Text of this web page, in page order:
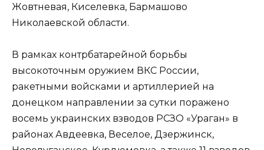
Жовтневая, Киселевка, Бармашово
Николаевской области.
В рамках контрбатарейной борьбы
высокоточным оружием ВКС России,
ракетными войсками и артиллерией на
донецком направлении за сутки поражено
восемь украинских взводов РСЗО «Ураган» в
районах Авдеевка, Веселое, Дзержинск,